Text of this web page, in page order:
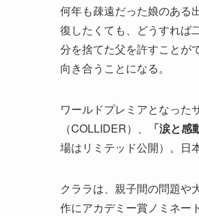
何年も疎遠だった娘のある
復したくても、どうすれば
分を捨てた父を許すことが
向き合うことになる。
ワールドプレミアとなった
（COLLIDER）、
「涙と感
場はリミテッド公開）。日
クララは、親子間の問題や
作にアカデミー賞ノミネー